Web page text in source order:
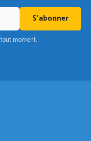
S'abonner
moment.